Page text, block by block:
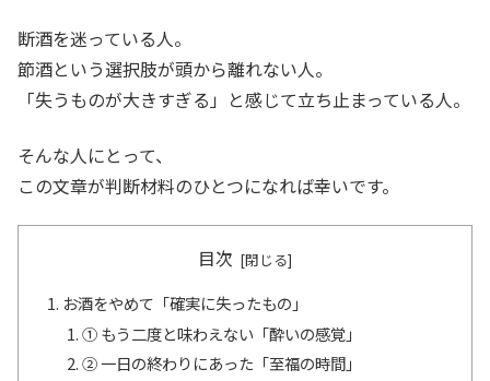
断酒を迷っている人。
節酒という選択肢が頭から離れない人。
「失うものが大きすぎる」と感じて立ち止まっている人。
そんな人にとって、
この文章が判断材料のひとつになれば幸いです。
目次
お酒をやめて「確実に失ったもの」
① もう二度と味わえない「酔いの感覚」
② 一日の終わりにあった「至福の時間」